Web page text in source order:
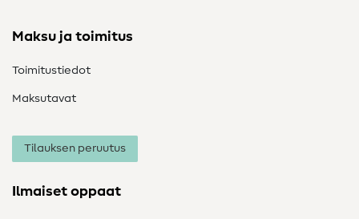
Maksu ja toimitus
Toimitustiedot
Maksutavat
Tilauksen peruutus
Ilmaiset oppaat